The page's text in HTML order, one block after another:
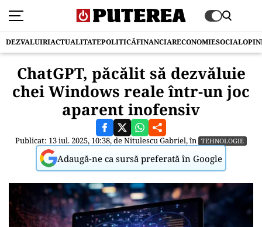
DEZVALUIRIACTUALITATEPOLITICĂFINANCIARECONOMIESOCIAL
ChatGPT, păcălit să dezvăluie
chei Windows reale într-un joc
aparent inofensiv
Publicat: 13 iul. 2025, 10:38, deNitulescu Gabriel, în TEHNOLOGIE
Adaugă-ne ca sursă preferată în Google